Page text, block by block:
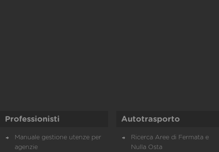
Professionisti
Manuale gestione utenze per
agenzie
Autotrasporto
Ricerca Aree di Fermata e
Nulla Osta